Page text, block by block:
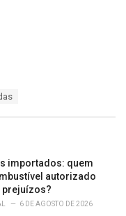
importados: quem
autorizado
prejuízos?
6 DE AGOSTO DE 2026